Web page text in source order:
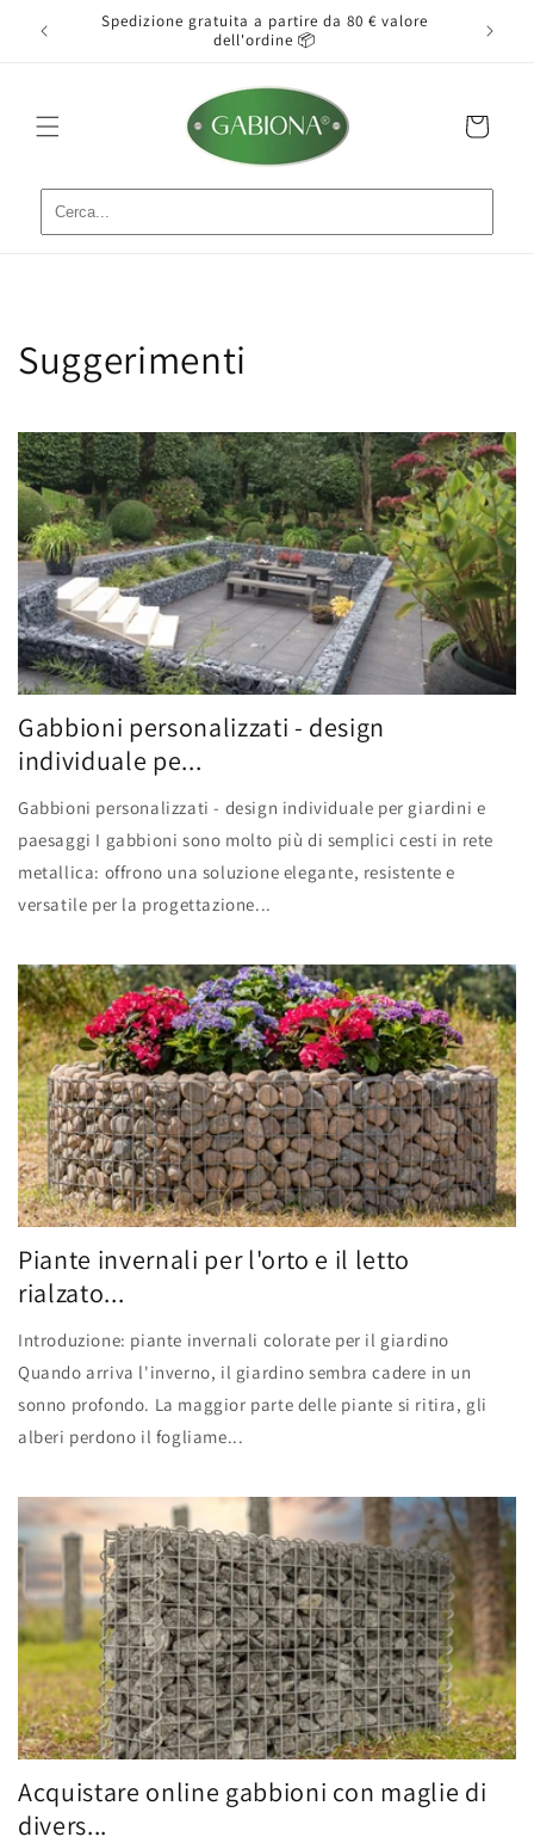
direttamente
può
Spedizione gratuita a partire da 80 € valore
dell'ordine 📦
Carrello
Suggerimenti
Gabbioni personalizzati - design
individuale pe...
Gabbioni personalizzati - design individuale per giardini e
paesaggi I gabbioni sono molto più di semplici cesti in rete
metallica: offrono una soluzione elegante, resistente e
versatile per la progettazione...
Piante invernali per l'orto e il letto
rialzato...
Introduzione: piante invernali colorate per il giardino
Quando arriva l'inverno, il giardino sembra cadere in un
sonno profondo. La maggior parte delle piante si ritira, gli
alberi perdono il fogliame...
Acquistare online gabbioni con maglie di
divers...